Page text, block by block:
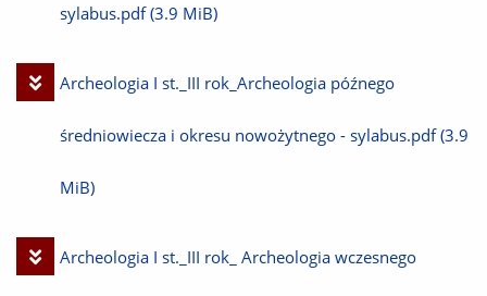
plik
sylabus.pdf (3.9 MiB)
Pobierz
plik
Archeologia I st._III rok_Archeologia późnego
średniowiecza i okresu nowożytnego - sylabus.pdf (3.9
MiB)
Pobierz
Archeologia I st._III rok_ Archeologia wczesnego